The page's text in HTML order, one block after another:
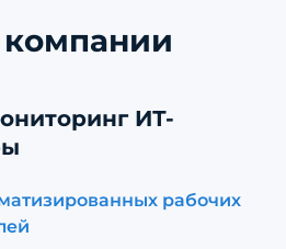
компании
ИТ-
рабочих